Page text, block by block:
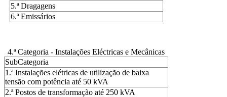
5.ª Dragagens
6.ª Emissários
4.ª Categoria - Instalações Eléctricas e Mecânicas
SubCategoria
1.ª Instalações elétricas de utilização de baixa
tensão com potência até 50 kVA
2.ª Postos de transformação até 250 kVA